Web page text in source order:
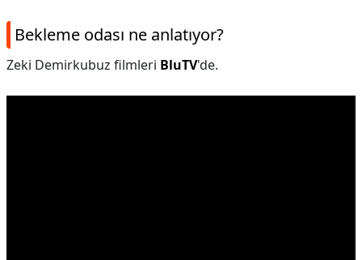
Bekleme odası ne anlatıyor?
Zeki Demirkubuz filmleri BluTV'de.